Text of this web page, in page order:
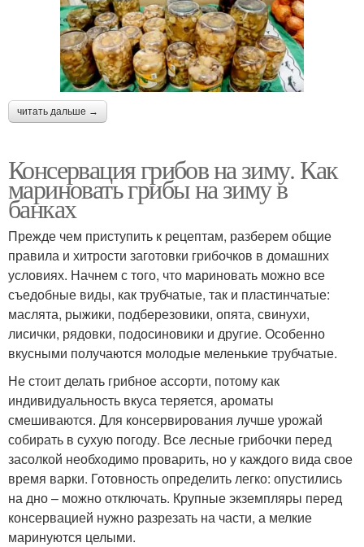
читать дальше →
Консервация грибов на зиму. Как
мариновать грибы на зиму в
банках
Прежде чем приступить к рецептам, разберем общие
правила и хитрости заготовки грибочков в домашних
условиях. Начнем с того, что мариновать можно все
съедобные виды, как трубчатые, так и пластинчатые:
маслята, рыжики, подберезовики, опята, свинухи,
лисички, рядовки, подосиновики и другие. Особенно
вкусными получаются молодые меленькие трубчатые.
Не стоит делать грибное ассорти, потому как
индивидуальность вкуса теряется, ароматы
смешиваются. Для консервирования лучше урожай
собирать в сухую погоду. Все лесные грибочки перед
засолкой необходимо проварить, но у каждого вида свое
время варки. Готовность определить легко: опустились
на дно – можно отключать. Крупные экземпляры перед
консервацией нужно разрезать на части, а мелкие
маринуются целыми.